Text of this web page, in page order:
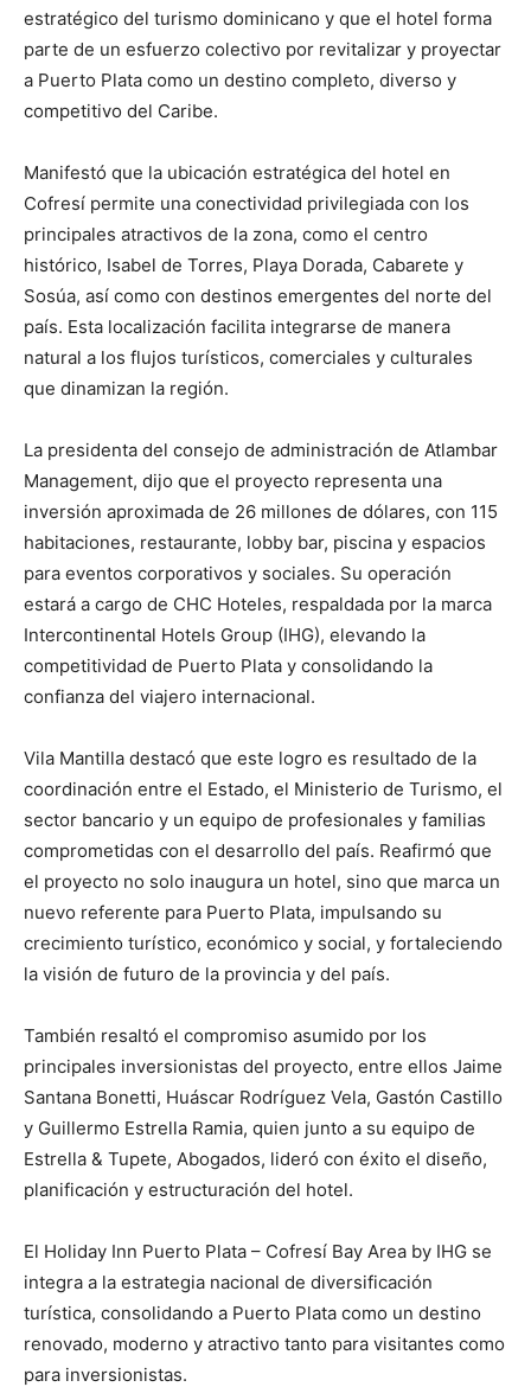
estratégico del turismo dominicano y que el hotel forma
parte de un esfuerzo colectivo por revitalizar y proyectar
a Puerto Plata como un destino completo, diverso y
competitivo del Caribe.
Manifestó que la ubicación estratégica del hotel en
Cofresí permite una conectividad privilegiada con los
principales atractivos de la zona, como el centro
histórico, Isabel de Torres, Playa Dorada, Cabarete y
Sosúa, así como con destinos emergentes del norte del
país. Esta localización facilita integrarse de manera
natural a los flujos turísticos, comerciales y culturales
que dinamizan la región.
La presidenta del consejo de administración de Atlambar
Management, dijo que el proyecto representa una
inversión aproximada de 26 millones de dólares, con 115
habitaciones, restaurante, lobby bar, piscina y espacios
para eventos corporativos y sociales. Su operación
estará a cargo de CHC Hoteles, respaldada por la marca
Intercontinental Hotels Group (IHG), elevando la
competitividad de Puerto Plata y consolidando la
confianza del viajero internacional.
Vila Mantilla destacó que este logro es resultado de la
coordinación entre el Estado, el Ministerio de Turismo, el
sector bancario y un equipo de profesionales y familias
comprometidas con el desarrollo del país. Reafirmó que
el proyecto no solo inaugura un hotel, sino que marca un
nuevo referente para Puerto Plata, impulsando su
crecimiento turístico, económico y social, y fortaleciendo
la visión de futuro de la provincia y del país.
También resaltó el compromiso asumido por los
principales inversionistas del proyecto, entre ellos Jaime
Santana Bonetti, Huáscar Rodríguez Vela, Gastón Castillo
y Guillermo Estrella Ramia, quien junto a su equipo de
Estrella & Tupete, Abogados, lideró con éxito el diseño,
planificación y estructuración del hotel.
El Holiday Inn Puerto Plata – Cofresí Bay Area by IHG se
integra a la estrategia nacional de diversificación
turística, consolidando a Puerto Plata como un destino
renovado, moderno y atractivo tanto para visitantes como
para inversionistas.